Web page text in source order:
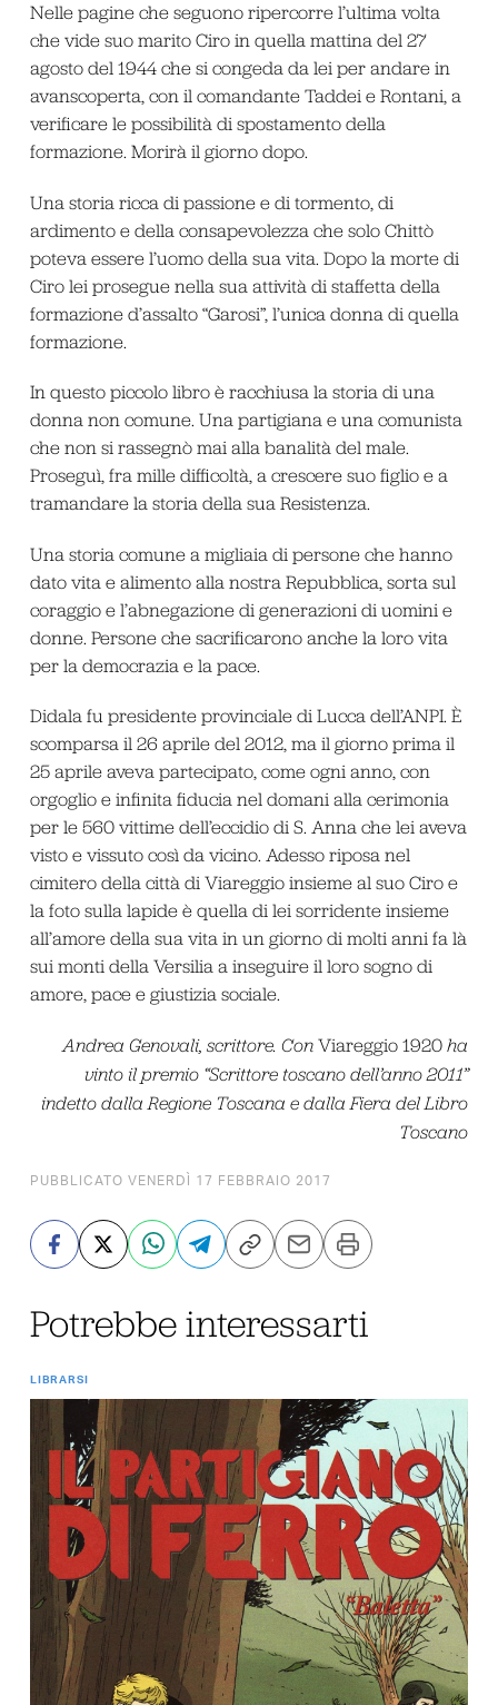
Nelle pagine che seguono ripercorre l’ultima volta
che vide suo marito Ciro in quella mattina del 27
agosto del 1944 che si congeda da lei per andare in
avanscoperta, con il comandante Taddei e Rontani, a
verificare le possibilità di spostamento della
formazione. Morirà il giorno dopo.
Una storia ricca di passione e di tormento, di
ardimento e della consapevolezza che solo Chittò
poteva essere l’uomo della sua vita. Dopo la morte di
Ciro lei prosegue nella sua attività di staffetta della
formazione d’assalto “Garosi”, l’unica donna di quella
formazione.
In questo piccolo libro è racchiusa la storia di una
donna non comune. Una partigiana e una comunista
che non si rassegnò mai alla banalità del male.
Proseguì, fra mille difficoltà, a crescere suo figlio e a
tramandare la storia della sua Resistenza.
Una storia comune a migliaia di persone che hanno
dato vita e alimento alla nostra Repubblica, sorta sul
coraggio e l’abnegazione di generazioni di uomini e
donne. Persone che sacrificarono anche la loro vita
per la democrazia e la pace.
Didala fu presidente provinciale di Lucca dell’ANPI. È
scomparsa il 26 aprile del 2012, ma il giorno prima il
25 aprile aveva partecipato, come ogni anno, con
orgoglio e infinita fiducia nel domani alla cerimonia
per le 560 vittime dell’eccidio di S. Anna che lei aveva
visto e vissuto così da vicino. Adesso riposa nel
cimitero della città di Viareggio insieme al suo Ciro e
la foto sulla lapide è quella di lei sorridente insieme
all’amore della sua vita in un giorno di molti anni fa là
sui monti della Versilia a inseguire il loro sogno di
amore, pace e giustizia sociale.
Andrea Genovali, scrittore. ConViareggio 1920 ha
vinto il premio “Scrittore toscano dell’anno 2011”
indetto dalla Regione Toscana e dalla Fiera del Libro
Toscano
PUBBLICATO VENERDÌ 17 FEBBRAIO 2017
Potrebbe interessarti
LIBRARSI